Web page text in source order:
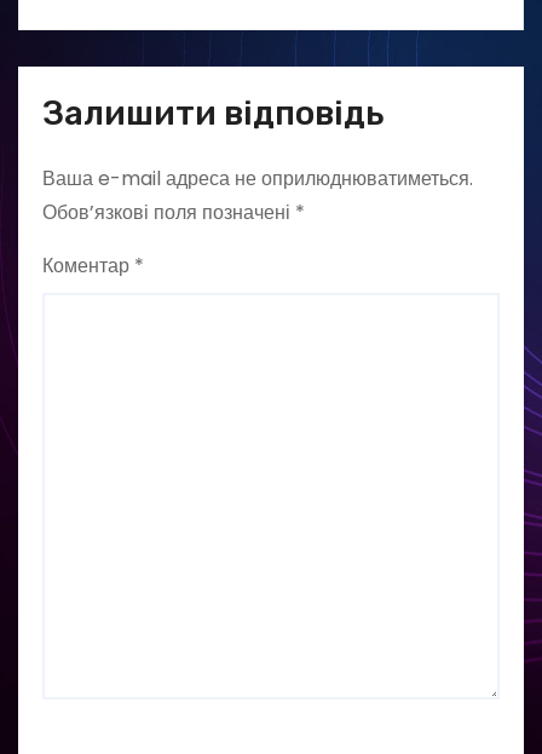
Залишити відповідь
Ваша e-mail адреса не оприлюднюватиметься.
Обов’язкові поля позначені *
Коментар *